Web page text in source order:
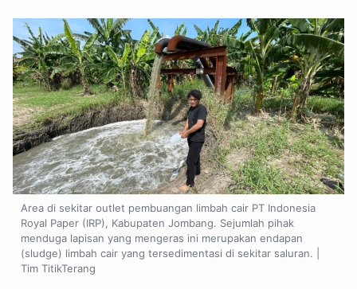
Area di sekitar outlet pembuangan limbah cair PT Indonesia
Royal Paper (IRP), Kabupaten Jombang. Sejumlah pihak
menduga lapisan yang mengeras ini merupakan endapan
(sludge) limbah cair yang tersedimentasi di sekitar saluran. |
Tim TitikTerang